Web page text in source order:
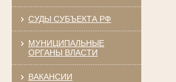
СУДЫ СУБЪЕКТА РФ
МУНИЦИПАЛЬНЫЕ
ОРГАНЫ ВЛАСТИ
ВАКАНСИИ